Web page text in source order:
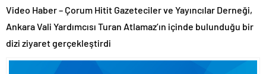
BIST
Video Haber – Çorum Hitit Gazeteciler ve Yayıncılar Derneği,
Ankara Vali Yardımcısı Turan Atlamaz’ın içinde bulunduğu bir
dizi ziyaret gerçekleştirdi